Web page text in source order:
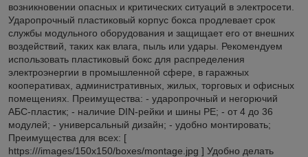
возникновении опасных и критических ситуаций в электросети.
Ударопрочный пластиковый корпус бокса продлевает срок
службы модульного оборудования и защищает его от внешних
воздействий, таких как влага, пыль или удары. Рекомендуем
использовать пластиковый бокс для распределения
электроэнергии в промышленной сфере, в гаражных
кооперативах, административных, жилых, торговых и офисных
помещениях. Преимущества: - ударопрочный и негорючий
АБС-пластик; - наличие DIN-рейки и шины PE; - от 4 до 36
модулей; - универсальный дизайн; - удобно монтировать;
Преимущества для всех: [
https:///images/150x150/boxes/montage.jpg ] Удобно делать